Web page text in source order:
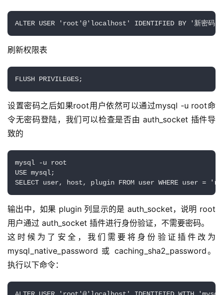
ALTER USER 'root'@'localhost' IDENTIFIED BY '新密码';
刷新权限表
FLUSH PRIVILEGES;
设置密码之后如果root用户依然可以通过mysql -u root命
令无密码登陆，我们可以检查是否由 auth_socket 插件导
致的
mysql -u root
USE mysql;
SELECT user, host, plugin FROM user WHERE user =
输出中，如果 plugin 列显示的是 auth_socket，说明 root
用户通过 auth_socket 插件进行身份验证，不需要密码。
这时候为了安全，我们需要将身份验证插件改为
mysql_native_password 或 caching_sha2_password。
执行以下命令：